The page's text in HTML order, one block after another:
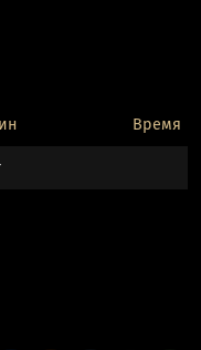
Время